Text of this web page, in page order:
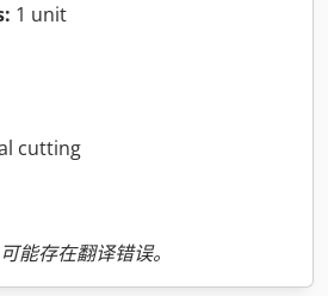
1 unit
cutting
能存在翻译错误。